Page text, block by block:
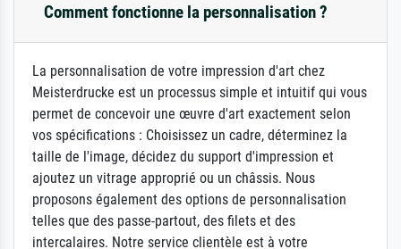
Comment fonctionne la personnalisation ?
La personnalisation de votre impression d'art chez
Meisterdrucke est un processus simple et intuitif qui vous
permet de concevoir une œuvre d'art exactement selon
vos spécifications : Choisissez un cadre, déterminez la
taille de l'image, décidez du support d'impression et
ajoutez un vitrage approprié ou un châssis. Nous
proposons également des options de personnalisation
telles que des passe-partout, des filets et des
intercalaires. Notre service clientèle est à votre